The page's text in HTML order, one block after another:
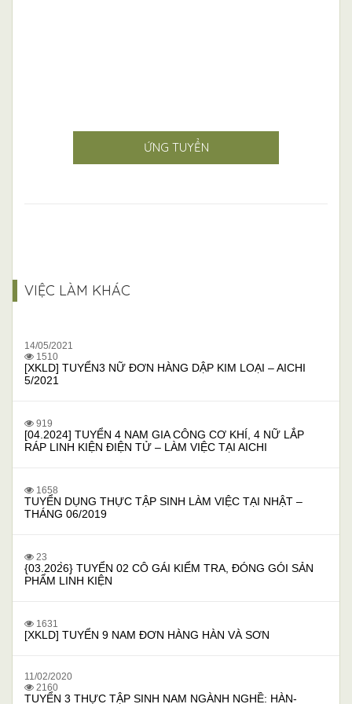
ỨNG TUYỂN
VIỆC LÀM KHÁC
14/05/2021
1510
[XKLD] TUYỂN3 NỮ ĐƠN HÀNG DẬP KIM LOẠI – AICHI
5/2021
919
[04.2024] TUYỂN 4 NAM GIA CÔNG CƠ KHÍ, 4 NỮ LẮP
RÁP LINH KIỆN ĐIỆN TỬ – LÀM VIỆC TẠI AICHI
1658
TUYỂN DỤNG THỰC TẬP SINH LÀM VIỆC TẠI NHẬT –
THÁNG 06/2019
23
{03.202̀6} TUYỂN 02 CÔ GÁI KIỂM TRA, ĐÓNG GÓI SẢN
PHẨM LINH KIỆN
1631
[XKLD] TUYỂN 9 NAM ĐƠN HÀNG HÀN VÀ SƠN
11/02/2020
2160
TUYỂN 3 THỰC TẬP SINH NAM NGÀNH NGHỀ: HÀN-